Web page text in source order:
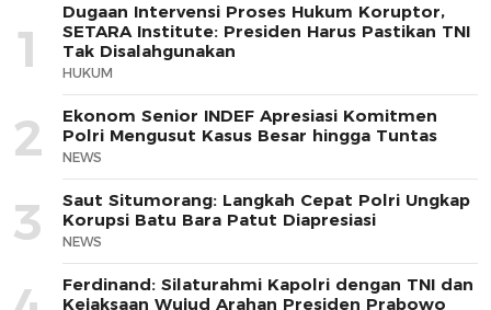
1
Dugaan Intervensi Proses Hukum Koruptor,
SETARA Institute: Presiden Harus Pastikan TNI
Tak Disalahgunakan
HUKUM
2
Ekonom Senior INDEF Apresiasi Komitmen
Polri Mengusut Kasus Besar hingga Tuntas
NEWS
3
Saut Situmorang: Langkah Cepat Polri Ungkap
Korupsi Batu Bara Patut Diapresiasi
NEWS
Ferdinand: Silaturahmi Kapolri dengan TNI dan
Kejaksaan Wujud Arahan Presiden Prabowo